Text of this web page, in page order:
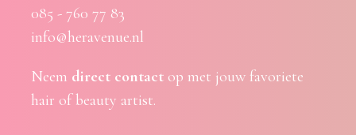
085 - 760 77 83
info@heravenue.nl
Neem direct contactop met jouw favoriete
hair of beauty artist.